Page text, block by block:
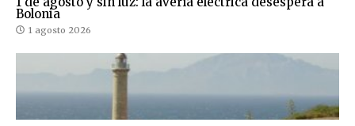
Bolonia
1 agosto 2026